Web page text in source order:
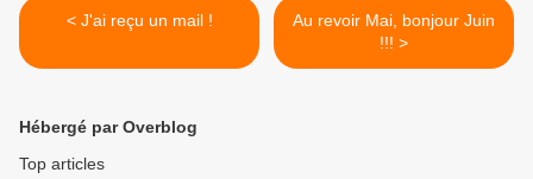
< J'ai reçu un mail !
Au revoir Mai, bonjour Juin
!!! >
Hébergé par Overblog
Top articles